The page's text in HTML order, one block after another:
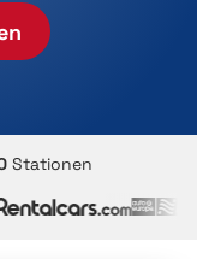
Stationen